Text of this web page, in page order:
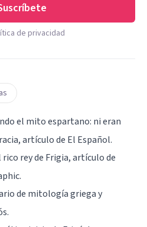
de privacidad
el mito espartano: ni eran
artículo de El Español.
rico rey de Frigia, artículo de
de mitología griega y